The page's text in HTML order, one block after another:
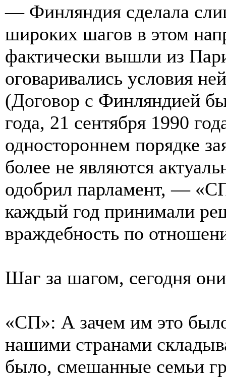
— Финляндия сделала
широких шагов в этом
фактически вышли из
оговаривались условия
(Договор с Финляндией
года, 21 сентября 1990
одностороннем порядке
более не являются
одобрил парламент, —
каждый год принимали
враждебность по
Шаг за шагом, сегодня
«СП»: А зачем им это
нашими странами
было, смешанные семьи